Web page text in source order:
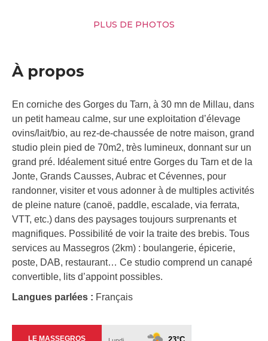
PLUS DE PHOTOS
À propos
En corniche des Gorges du Tarn, à 30 mn de Millau, dans
un petit hameau calme, sur une exploitation d’élevage
ovins/lait/bio, au rez-de-chaussée de notre maison, grand
studio plein pied de 70m2, très lumineux, donnant sur un
grand pré. Idéalement situé entre Gorges du Tarn et de la
Jonte, Grands Causses, Aubrac et Cévennes, pour
randonner, visiter et vous adonner à de multiples activités
de pleine nature (canoë, paddle, escalade, via ferrata,
VTT, etc.) dans des paysages toujours surprenants et
magnifiques. Possibilité de voir la traite des brebis. Tous
services au Massegros (2km) : boulangerie, épicerie,
poste, DAB, restaurant… Ce studio comprend un canapé
convertible, lits d’appoint possibles.
Langues parlées : Français